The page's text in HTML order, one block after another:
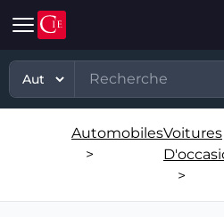
Automobile
Voitures d'occasion
Véhicules tout terrain et 4x4
Grande vente mobilier objets
Ventes XXème
Matériel, équipement
Matériel professionnel
Stock et marchandises neuves
TP
Automobiles
>
Voitures
>